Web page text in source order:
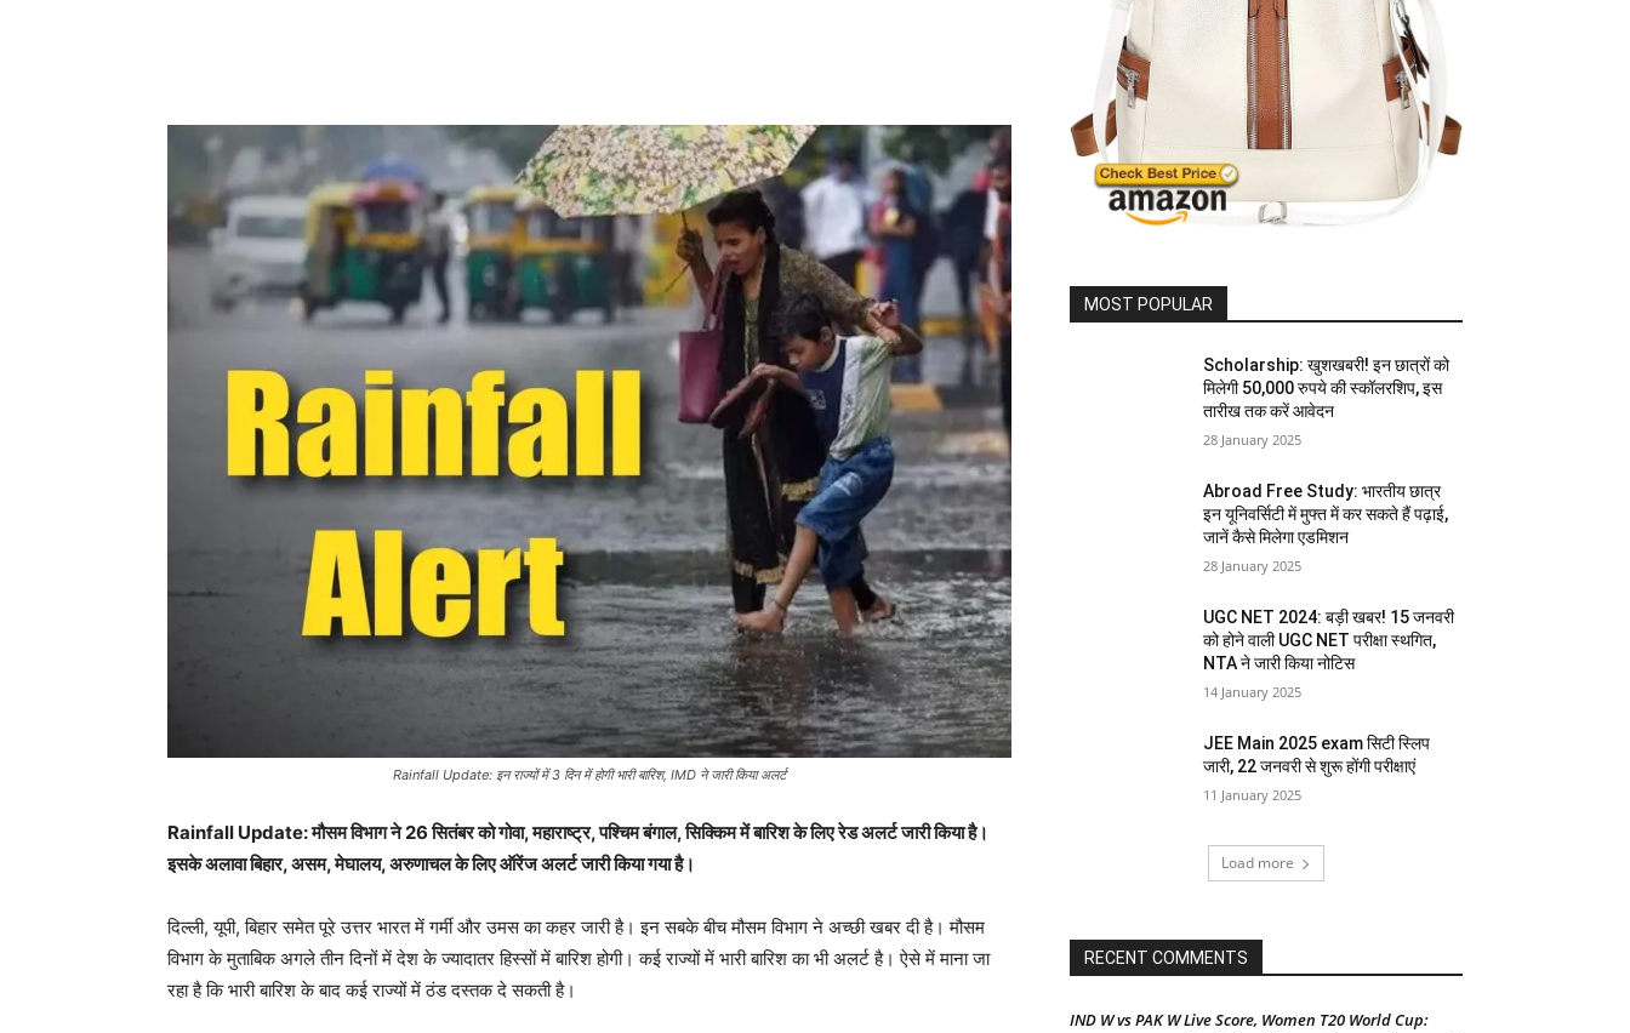
Rainfall Update: इन राज्यों में 3 दिन में होगी भारी बारिश, IMD ने जारी किया अलर्ट
Rainfall Update: मौसम विभाग ने 26 सितंबर को गोवा, महाराष्ट्र, पश्चिम बंगाल, सिक्किम में बारिश के लिए रेड अलर्ट जारी किया है।
इसके अलावा बिहार, असम, मेघालय, अरुणाचल के लिए ऑरेंज अलर्ट जारी किया गया है।
दिल्ली, यूपी, बिहार समेत पूरे उत्तर भारत में गर्मी और उमस का कहर जारी है। इन सबके बीच मौसम विभाग ने अच्छी खबर दी है। मौसम
विभाग के मुताबिक अगले तीन दिनों में देश के ज्यादातर हिस्सों में बारिश होगी। कई राज्यों में भारी बारिश का भी अलर्ट है। ऐसे में माना जा
रहा है कि भारी बारिश के बाद कई राज्यों में ठंड दस्तक दे सकती है।
MOST POPULAR
Scholarship: खुशखबरी! इन छात्रों को
मिलेगी 50,000 रुपये की स्कॉलरशिप, इस
तारीख तक करें आवेदन
28 January 2025
Abroad Free Study: भारतीय छात्र
इन यूनिवर्सिटी में मुफ्त में कर सकते हैं पढ़ाई,
जानें कैसे मिलेगा एडमिशन
28 January 2025
UGC NET 2024: बड़ी खबर! 15 जनवरी
को होने वाली UGC NET परीक्षा स्थगित,
NTA ने जारी किया नोटिस
14 January 2025
JEE Main 2025 exam सिटी स्लिप
जारी, 22 जनवरी से शुरू होंगी परीक्षाएं
11 January 2025
Load more
RECENT COMMENTS
IND W vs PAK W Live Score, Women T20 World Cup: